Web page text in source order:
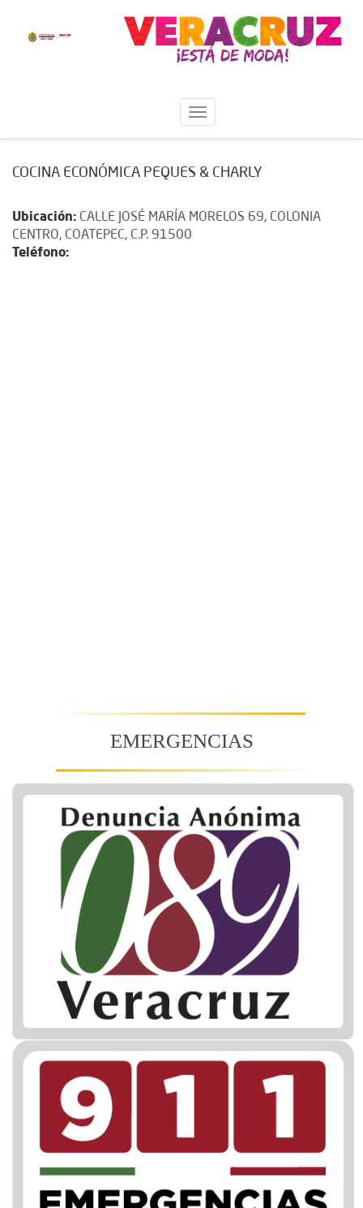
COCINA ECONÓMICA PEQUES & CHARLY
Ubicación: CALLE JOSÉ MARÍA MORELOS 69, COLONIA
CENTRO, COATEPEC, C.P. 91500
Teléfono:
EMERGENCIAS